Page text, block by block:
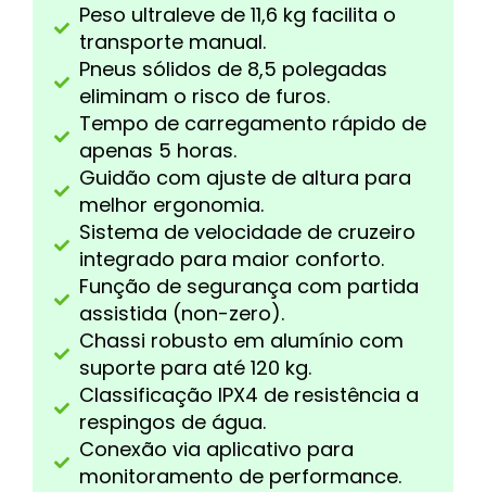
Peso ultraleve de 11,6 kg facilita o
transporte manual.
Pneus sólidos de 8,5 polegadas
eliminam o risco de furos.
Tempo de carregamento rápido de
apenas 5 horas.
Guidão com ajuste de altura para
melhor ergonomia.
Sistema de velocidade de cruzeiro
integrado para maior conforto.
Função de segurança com partida
assistida (non-zero).
Chassi robusto em alumínio com
suporte para até 120 kg.
Classificação IPX4 de resistência a
respingos de água.
Conexão via aplicativo para
monitoramento de performance.